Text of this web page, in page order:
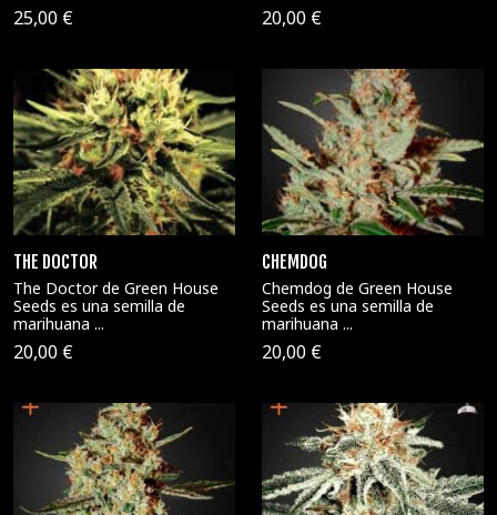
25,00 € 20,00 €
THE DOCTOR
The Doctor de Green House
Seeds es una semilla de
marihuana ...
20,00 €
CHEMDOG
Chemdog de Green House
Seeds es una semilla de
marihuana ...
20,00 €